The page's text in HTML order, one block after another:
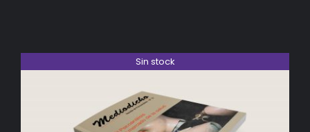
Sin stock